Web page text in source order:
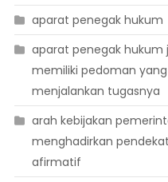
aparat penegak hukum
aparat penegak hukum
memiliki pedoman
menjalankan tugasnya
arah kebijakan
menghadirkan
afirmatif